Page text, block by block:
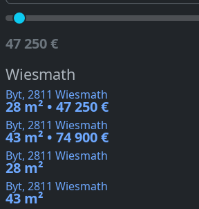
47 250 €
Wiesmath
Byt, 2811 Wiesmath
28 m² • 47 250 €
Byt, 2811 Wiesmath
43 m² • 74 900 €
Byt, 2811 Wiesmath
28 m²
Byt, 2811 Wiesmath
43 m²